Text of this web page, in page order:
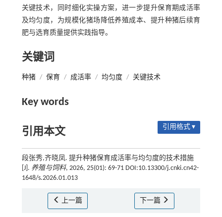
关键技术，同时细化实操方案，进一步提升保育期成活率
及均匀度，为规模化猪场降低养殖成本、提升种猪后续育
肥与选育质量提供实践指导。
关键词
种猪 / 保育 / 成活率 / 均匀度 / 关键技术
Key words
引用本文 引用格式 ▾
段张秀,齐晓凤. 提升种猪保育成活率与均匀度的技术措施
[J]. 养殖与饲料, 2026, 25(01): 69-71 DOI:10.13300/j.cnki.cn42-
1648/s.2026.01.013
上一篇 下一篇